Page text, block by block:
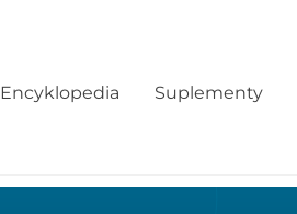
Encyklopedia Suplementy